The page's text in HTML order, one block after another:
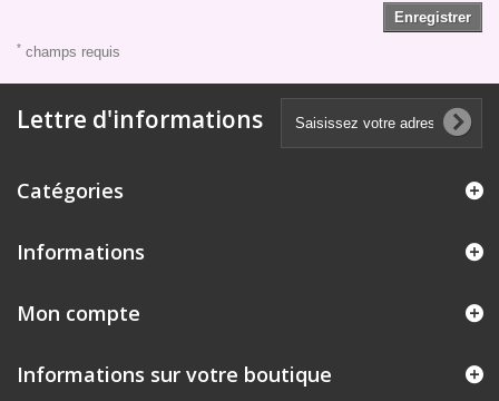
Enregistrer
* champs requis
Lettre d'informations
Catégories
Informations
Mon compte
Informations sur votre boutique